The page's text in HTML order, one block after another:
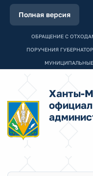
Полная версия
ОБРАЩЕНИЕ С
ПОРУЧЕНИЯ
Ханты-